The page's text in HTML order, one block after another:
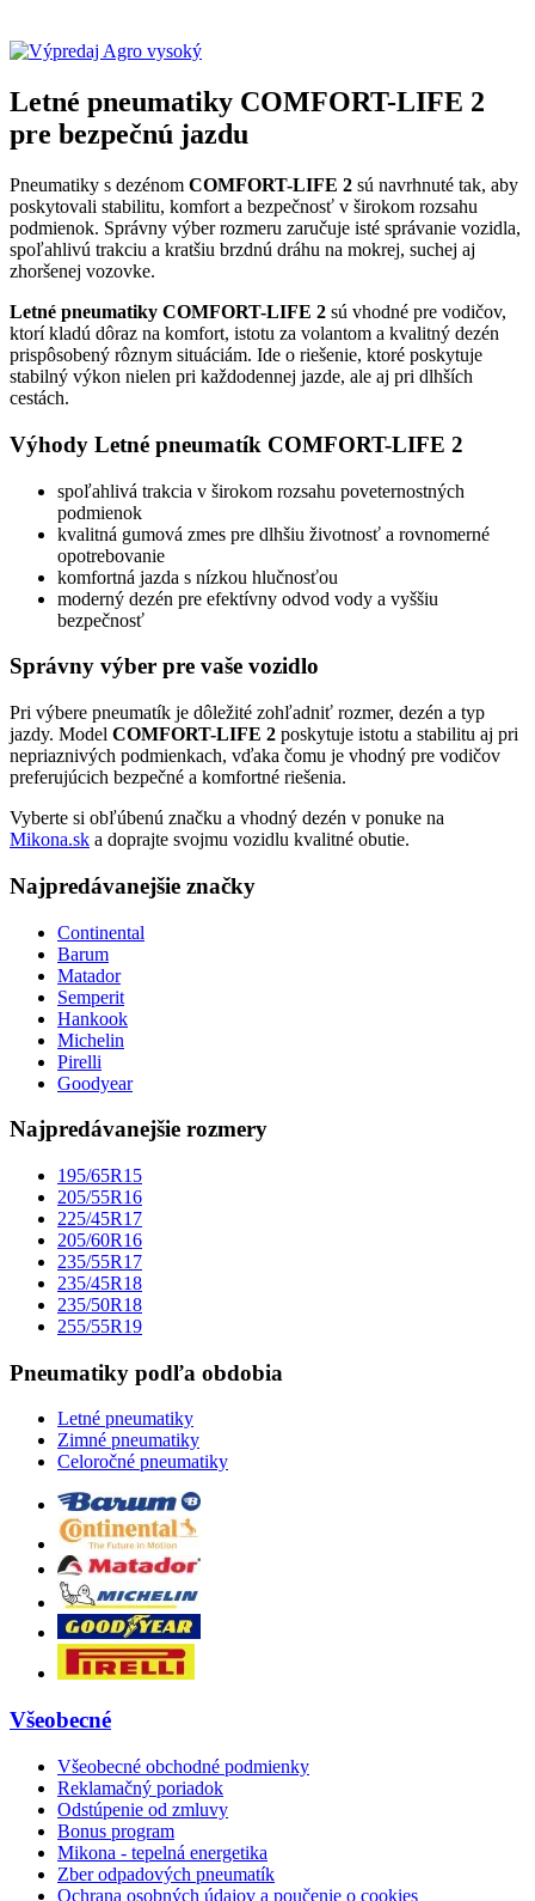
Letné pneumatiky COMFORT-LIFE 2
pre bezpečnú jazdu
Pneumatiky s dezénom COMFORT-LIFE 2 sú navrhnuté tak, aby
poskytovali stabilitu, komfort a bezpečnosť v širokom rozsahu
podmienok. Správny výber rozmeru zaručuje isté správanie vozidla,
spoľahlivú trakciu a kratšiu brzdnú dráhu na mokrej, suchej aj
zhoršenej vozovke.
Letné pneumatiky COMFORT-LIFE 2 sú vhodné pre vodičov,
ktorí kladú dôraz na komfort, istotu za volantom a kvalitný dezén
prispôsobený rôznym situáciám. Ide o riešenie, ktoré poskytuje
stabilný výkon nielen pri každodennej jazde, ale aj pri dlhších
cestách.
Výhody Letné pneumatík COMFORT-LIFE 2
spoľahlivá trakcia v širokom rozsahu poveternostných
podmienok
kvalitná gumová zmes pre dlhšiu životnosť a rovnomerné
opotrebovanie
komfortná jazda s nízkou hlučnosťou
moderný dezén pre efektívny odvod vody a vyššiu
bezpečnosť
Správny výber pre vaše vozidlo
Pri výbere pneumatík je dôležité zohľadniť rozmer, dezén a typ
jazdy. Model COMFORT-LIFE 2 poskytuje istotu a stabilitu aj pri
nepriaznivých podmienkach, vďaka čomu je vhodný pre vodičov
preferujúcich bezpečné a komfortné riešenia.
Vyberte si obľúbenú značku a vhodný dezén v ponuke na
Mikona.sk a doprajte svojmu vozidlu kvalitné obutie.
Najpredávanejšie značky
Continental
Barum
Matador
Semperit
Hankook
Michelin
Pirelli
Goodyear
Najpredávanejšie rozmery
195/65R15
205/55R16
225/45R17
205/60R16
235/55R17
235/45R18
235/50R18
255/55R19
Pneumatiky podľa obdobia
Letné pneumatiky
Zimné pneumatiky
Celoročné pneumatiky
Všeobecné
Všeobecné obchodné podmienky
Reklamačný poriadok
Odstúpenie od zmluvy
Bonus program
Mikona - tepelná energetika
Zber odpadových pneumatík
Ochrana osobných údajov a poučenie o cookies